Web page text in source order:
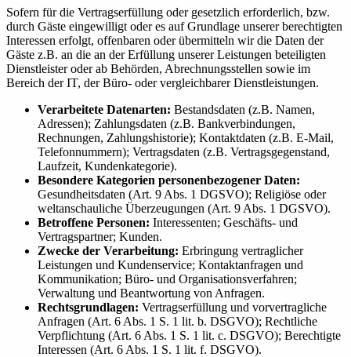
Sofern für die Vertragserfüllung oder gesetzlich erforderlich, bzw.
durch Gäste eingewilligt oder es auf Grundlage unserer berechtigten
Interessen erfolgt, offenbaren oder übermitteln wir die Daten der
Gäste z.B. an die an der Erfüllung unserer Leistungen beteiligten
Dienstleister oder ab Behörden, Abrechnungsstellen sowie im
Bereich der IT, der Büro- oder vergleichbarer Dienstleistungen.
Verarbeitete Datenarten: Bestandsdaten (z.B. Namen,
Adressen); Zahlungsdaten (z.B. Bankverbindungen,
Rechnungen, Zahlungshistorie); Kontaktdaten (z.B. E-Mail,
Telefonnummern); Vertragsdaten (z.B. Vertragsgegenstand,
Laufzeit, Kundenkategorie).
Besondere Kategorien personenbezogener Daten:
Gesundheitsdaten (Art. 9 Abs. 1 DGSVO); Religiöse oder
weltanschauliche Überzeugungen (Art. 9 Abs. 1 DGSVO).
Betroffene Personen: Interessenten; Geschäfts- und
Vertragspartner; Kunden.
Zwecke der Verarbeitung: Erbringung vertraglicher
Leistungen und Kundenservice; Kontaktanfragen und
Kommunikation; Büro- und Organisationsverfahren;
Verwaltung und Beantwortung von Anfragen.
Rechtsgrundlagen: Vertragserfüllung und vorvertragliche
Anfragen (Art. 6 Abs. 1 S. 1 lit. b. DSGVO); Rechtliche
Verpflichtung (Art. 6 Abs. 1 S. 1 lit. c. DSGVO); Berechtigte
Interessen (Art. 6 Abs. 1 S. 1 lit. f. DSGVO).